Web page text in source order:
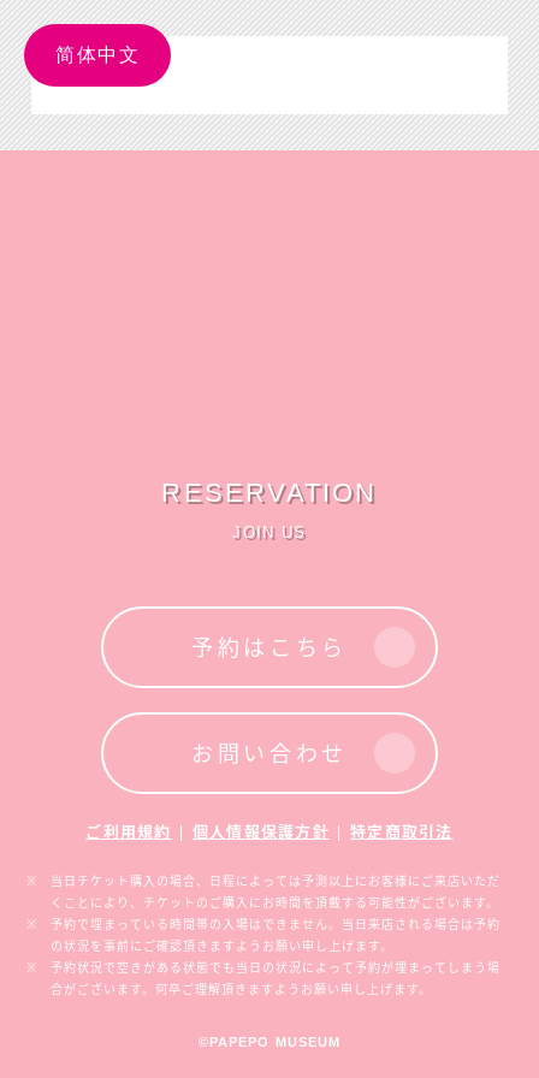
简体中文
RESERVATION
JOIN US
予約はこちら
お問い合わせ
ご利用規約 | 個人情報保護方針 | 特定商取引法
当日チケット購入の場合、日程によっては予測以上にお客様にご来店いただ
くことにより、チケットのご購入にお時間を頂戴する可能性がございます。
予約で埋まっている時間帯の入場はできません。当日来店される場合は予約
の状況を事前にご確認頂きますようお願い申し上げます。
予約状況で空きがある状態でも当日の状況によって予約が埋まってしまう場
合がございます。何卒ご理解頂きますようお願い申し上げます。
©PAPEPO MUSEUM